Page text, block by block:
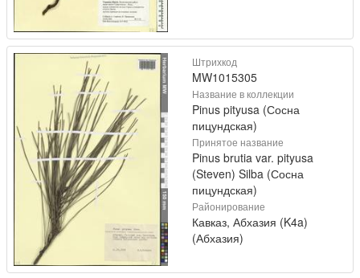
Штрихкод
MW1015305
Название в коллекции
Pinus pityusa (Сосна
пицундская)
Принятое название
Pinus brutia var. pityusa
(Steven) Silba (Сосна
пицундская)
Районирование
Кавказ, Абхазия (K4a)
(Абхазия)